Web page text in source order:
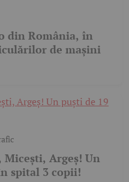
din România, în
de mașini
Micești, Argeș! Un
spital 3 copii!